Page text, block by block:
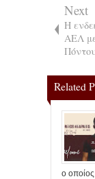
Next
Η
ΑΕΛ
Related
ο οποίος